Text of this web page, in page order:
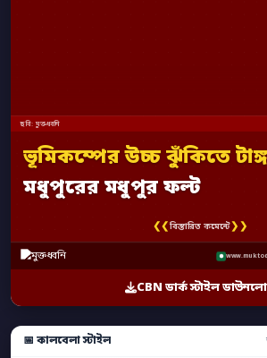
ছবি: মুক্তধ্বনি
ভূমিকম্পের উচ্চ ঝুঁকিতে
মধুপুরের মধুপুর ফল্ট
❮❮বিস্তারিত কমেন্টে❯❯
CBN ডার্ক স্টাইল
📅 কালবেলা স্টাইল